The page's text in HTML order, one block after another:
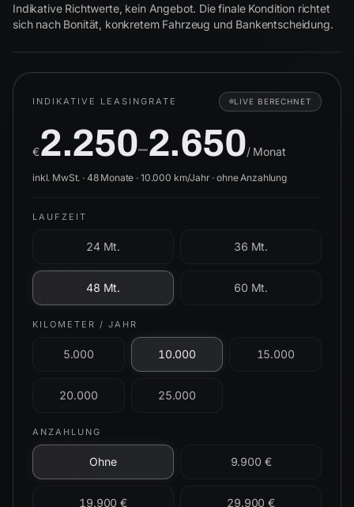
Indikative Richtwerte, kein Angebot. Die finale Kondition richtet
sich nach Bonität, konkretem Fahrzeug und Bankentscheidung.
ROMA
INDIKATIVE LEASINGRATE LIVE BERECHNET
€2.250–2.650/ Monat
inkl. MwSt. · 48Monate · 10.000 km/Jahr · ohne Anzahlung
LAUFZEIT
24 Mt. 36 Mt.
48 Mt. 60 Mt.
KILOMETER / JAHR
5.000 10.000 15.000
20.000 25.000
ANZAHLUNG
Ohne 9.900 €
19.900 € 29.900 €